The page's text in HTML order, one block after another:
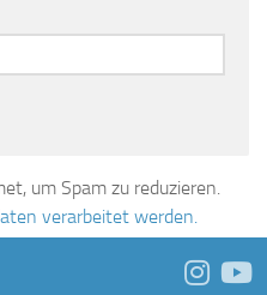
um Spam zu reduzieren.
verarbeitet werden.